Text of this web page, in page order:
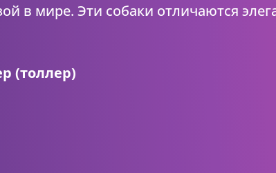
в мире. Эти собаки отличаются
(толлер)